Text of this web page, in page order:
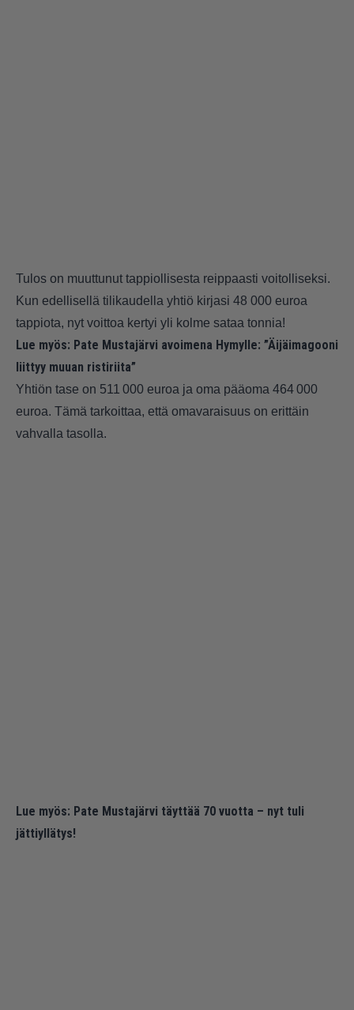
Tulos on muuttunut tappiollisesta reippaasti voitolliseksi.
Kun edellisellä tilikaudella yhtiö kirjasi 48 000 euroa
tappiota, nyt voittoa kertyi yli kolme sataa tonnia!
Lue myös: Pate Mustajärvi avoimena Hymylle: ”Äijäimagooni
liittyy muuan ristiriita”
Yhtiön tase on 511 000 euroa ja oma pääoma 464 000
euroa. Tämä tarkoittaa, että omavaraisuus on erittäin
vahvalla tasolla.
Lue myös: Pate Mustajärvi täyttää 70 vuotta – nyt tuli
jättiyllätys!